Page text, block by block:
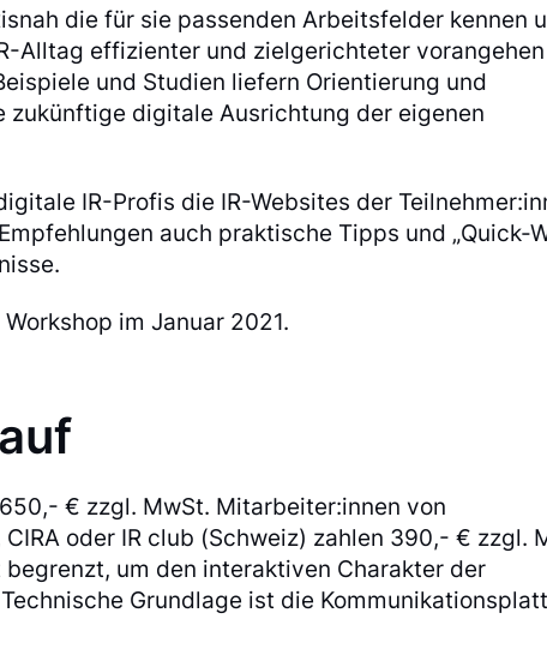
die für sie passenden Arbeitsfelder kennen
Alltag effizienter und zielgerichteter vorangehen
und Studien liefern Orientierung und
zukünftige digitale Ausrichtung der eigenen
IR-Profis die IR-Websites der
auch praktische Tipps und „Quick-
im Januar 2021.
€ zzgl. MwSt. Mitarbeiter:innen von
oder IR club (Schweiz) zahlen 390,- € zzgl.
um den interaktiven Charakter der
Grundlage ist die